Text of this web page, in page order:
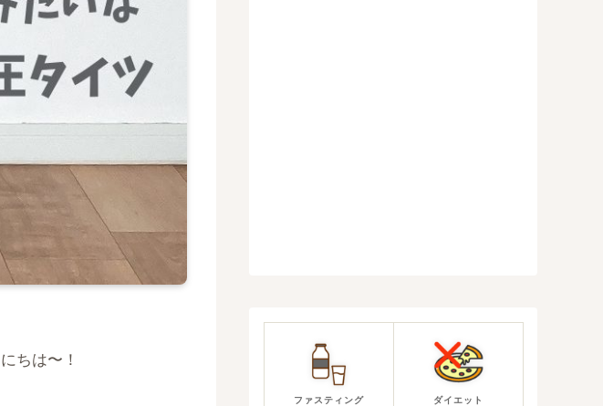
ちは〜！
ファスティング ダイエット